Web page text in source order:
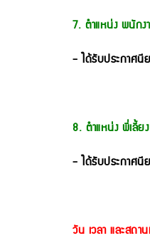
7. ตำแหน่ง พนัก
- ได้รับประกาศ
8. ตำแหน่ง พี่เลี้ย
- ได้รับประกาศ
วัน เวลา และสถ